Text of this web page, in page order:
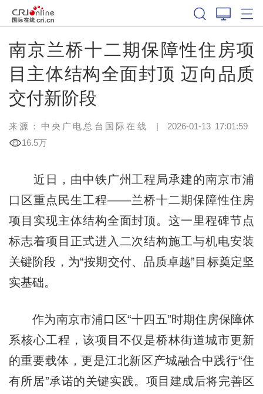
南京兰桥十二期保障性住房项
目主体结构全面封顶 迈向品质
交付新阶段
来源：中央广电总台国际在线 | 2026-01-13 17:01:59
16.5万
近日，由中铁广州工程局承建的南京市浦
口区重点民生工程——兰桥十二期保障性住房
项目实现主体结构全面封顶。这一里程碑节点
标志着项目正式进入二次结构施工与机电安装
关键阶段，为“按期交付、品质卓越”目标奠定坚
实基础。
作为南京市浦口区“十四五”时期住房保障体
系核心工程，该项目不仅是桥林街道城市更新
的重要载体，更是江北新区产城融合中践行“住
有所居”承诺的关键实践。项目建成后将完善区